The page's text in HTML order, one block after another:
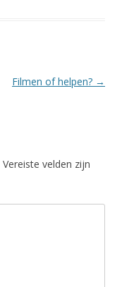
Filmen of helpen? →
Vereiste velden zijn